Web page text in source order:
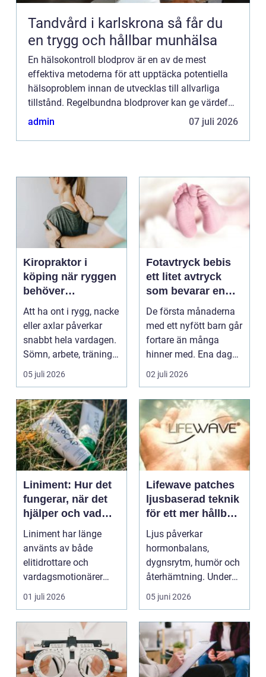
Tandvård i karlskrona så får du
en trygg och hållbar munhälsa
En hälsokontroll blodprov är en av de mest
effektiva metoderna för att upptäcka potentiella
hälsoproblem innan de utvecklas till allvarliga
tillstånd. Regelbundna blodprover kan ge värdefull
information om kroppens...
admin 07 juli 2026
Kiropraktor i
köping när ryggen
behöver
professionell hjälp
Att ha ont i rygg, nacke
eller axlar påverkar
snabbt hela vardagen.
Sömn, arbete, träning
och humör ...
05 juli 2026
Fotavtryck bebis
ett litet avtryck
som bevarar en
stor stund
De första månaderna
med ett nyfött barn går
fortare än många
hinner med. Ena dagen
ryms hela foten i...
02 juli 2026
Liniment: Hur det
fungerar, när det
hjälper och vad
man bör tänka på
Liniment har länge
använts av både
elitidrottare och
vardagsmotionärer
för...
01 juli 2026
Lifewave patches
ljusbaserad teknik
för ett mer hållbart
välbefinnande
Ljus påverkar
hormonbalans,
dygnsrytm, humör och
återhämtning. Under
senare år har en ny typ
av prod...
05 juni 2026